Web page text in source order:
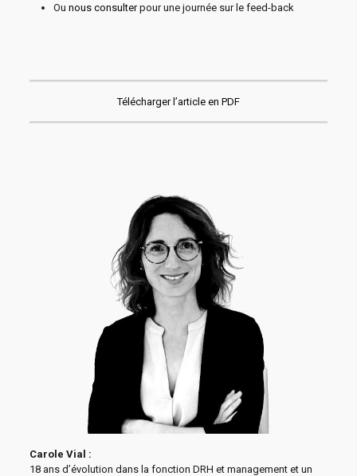
Ou nous consulterpour une journée sur le feed-back
Télécharger l’article en PDF
Carole Vial :
18 ans d’évolution dans la fonction DRH et management et un